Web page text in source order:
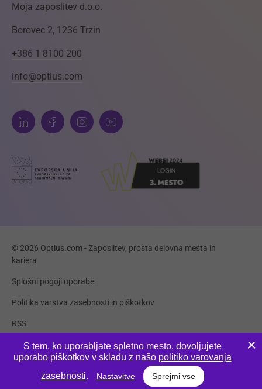
Moja zaposlitev d.o.o.
Borovec 2, 1236 Trzin
+386 1 8100 200
info@optius.com
© 2026 Optius.com - Zaposlitev, prosta delovna mesta in
kariera
Splošni pogoji uporabe
Politika varstva zasebnosti in piškotkov
RSS
Piškotki
S tem, ko uporabljate spletno mesto, dovoljujete
uporabo piškotkov v skladu z našo politiko varovanja
zasebnosti. Nastavitve Sprejmi vse